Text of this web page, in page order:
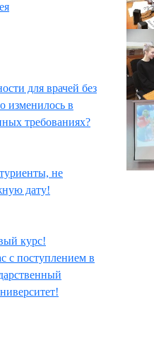
для врачей без
изменилось в
требованиях?
не
дату!
курс!
с поступлением в